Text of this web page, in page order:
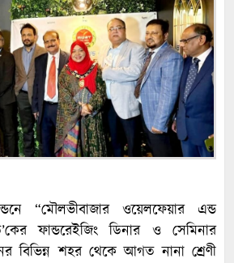
“মৌলভীবাজার ওয়েলফেয়ার এন্ড
ফান্ডরেইজিং ডিনার ও সেমিনার
বিভিন্ন শহর থেকে আগত নানা শ্রেণী